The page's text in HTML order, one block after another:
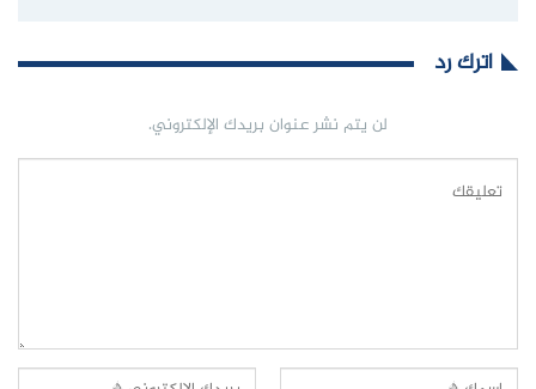
اترك رد
لن يتم نشر عنوان بريدك الإلكتروني.